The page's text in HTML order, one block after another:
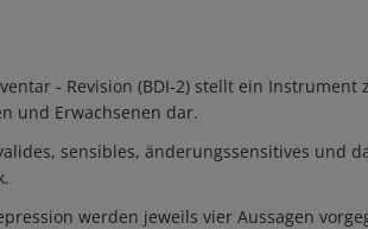
- Revision (BDI-2) stellt ein
und Erwachsenen dar.
sensibles, änderungssensitives
werden jeweils vier Aussagen